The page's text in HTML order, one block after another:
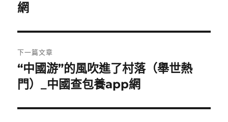
導
覽
一
文
章:
網
下一篇文章
下
一
文
“中國游”的風吹進了村落（舉世熱
門）_中國查包養app網